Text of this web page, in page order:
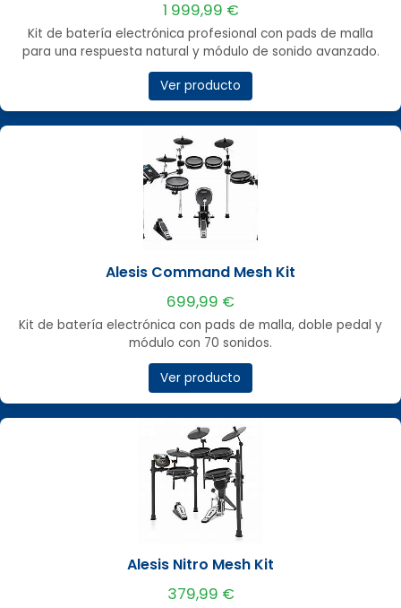
1 999,99 €
Kit de batería electrónica profesional con pads de malla
para una respuesta natural y módulo de sonido avanzado.
Ver producto
Alesis Command Mesh Kit
699,99 €
Kit de batería electrónica con pads de malla, doble pedal y
módulo con 70 sonidos.
Ver producto
Alesis Nitro Mesh Kit
379,99 €